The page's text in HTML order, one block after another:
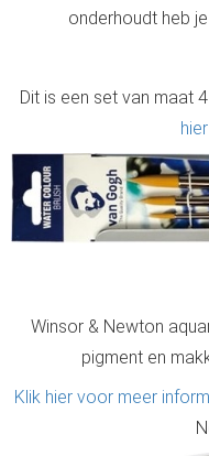
onderhoudt heb
Dit is een set van maat
hier
Winsor & Newton
pigment en
Klik hier voor meer